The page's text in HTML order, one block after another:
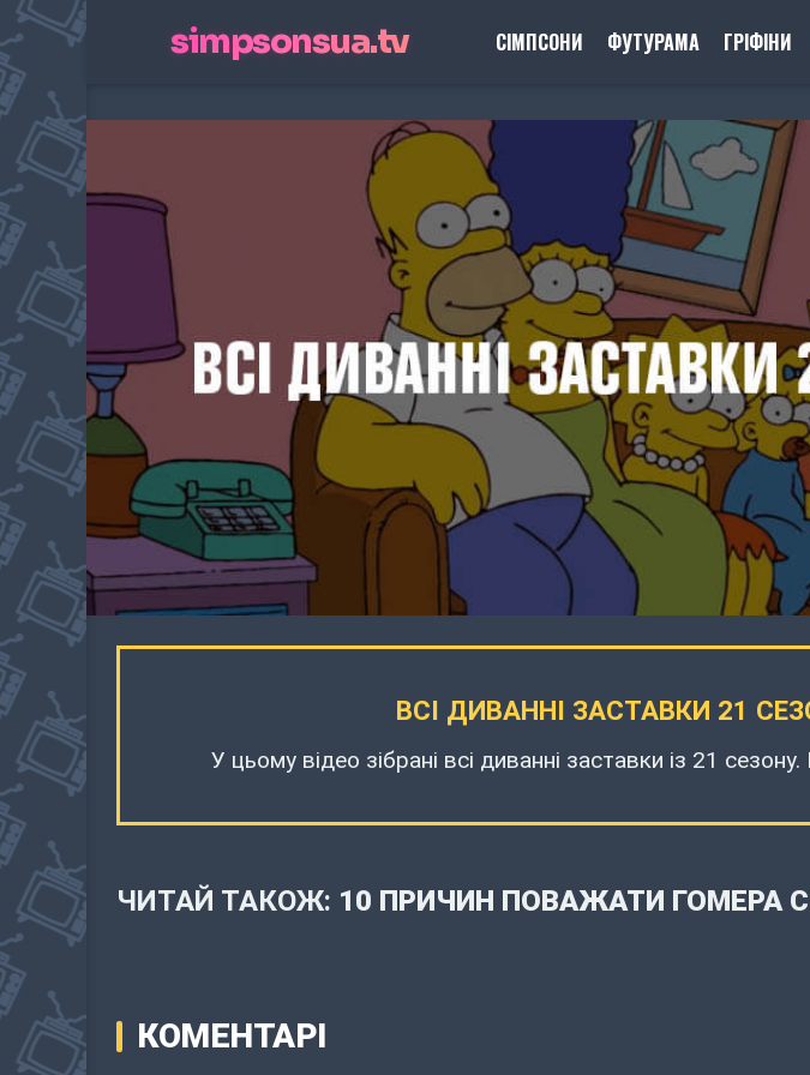
simpsonsua.tv СІМПСОНИ ФУТУРАМА ГРІФІНИ
ВСІ ДИВАННІ ЗАСТАВКИ 21
У цьому відео зібрані всі диванні заставки із 21
ЧИТАЙ ТАКОЖ: 10 ПРИЧИН ПОВАЖАТИ ГОМЕРА
КОМЕНТАРІ